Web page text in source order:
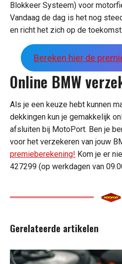
Blokkeer Systeem) voor
Vandaag de dag is het nog
en richt het zich op de toekomst.
Bereken hier de
Online BMW
Als je een keuze hebt kunnen
dekkingen kun je gemakkelijk
afsluiten bij MotoPort. Ben je
voor het verzekeren van jouw
premieberekening! Kom je er
427299 (op werkdagen van
Gerelateerde artikelen